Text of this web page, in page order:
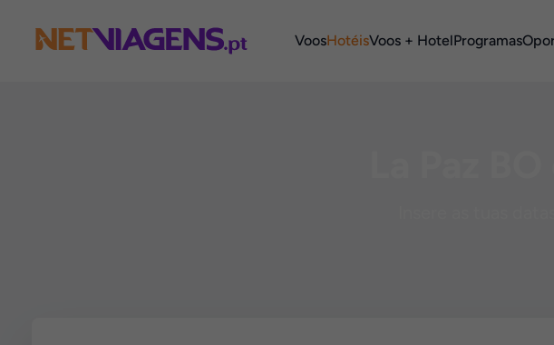
VoosHotéisVoos + HotelProgramas